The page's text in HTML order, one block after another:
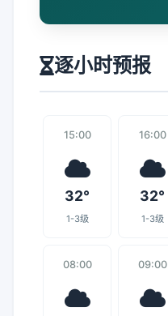
逐小时预报
15:00
32°
1-3级
16:00
32°
1-3级
08:00 09:00